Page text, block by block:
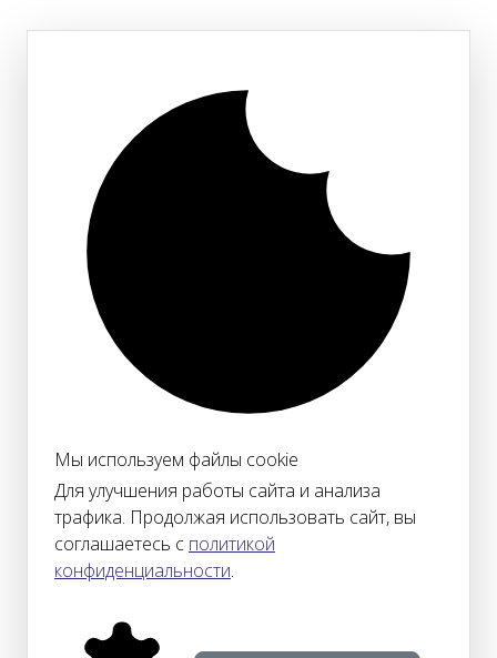
Мы используем файлы cookie
Для улучшения работы сайта и анализа
трафика. Продолжая использовать сайт, вы
соглашаетесь с политикой
конфиденциальности.